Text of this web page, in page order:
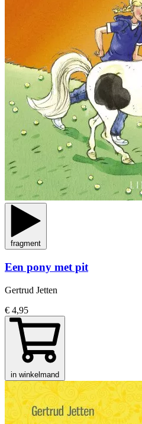
fragment
Een pony met pit
Gertrud Jetten
€ 4,95
in winkelmand